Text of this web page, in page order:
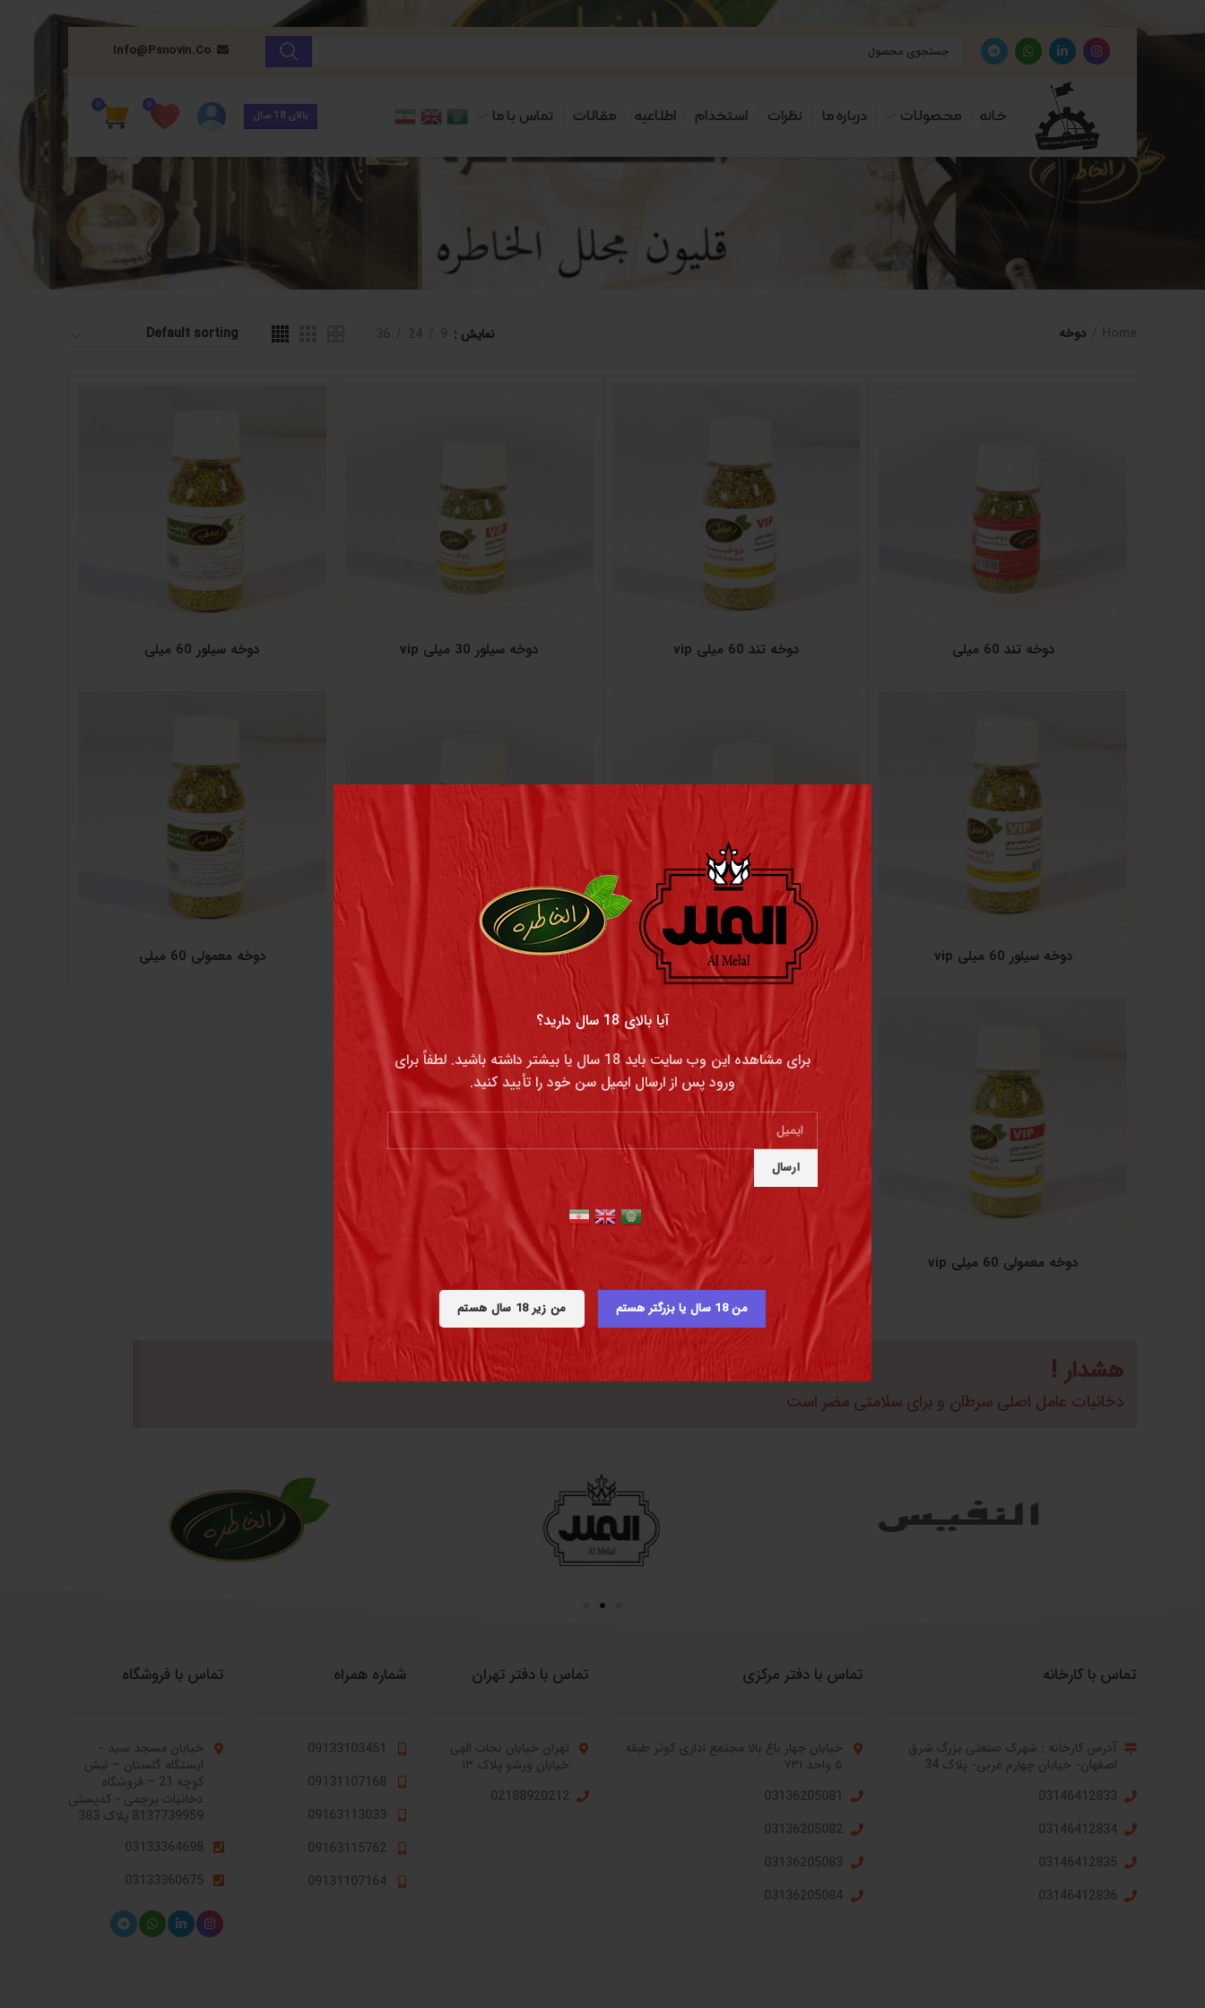
آیا بالای 18 سال دارید؟
برای مشاهده این وب سایت باید 18 سال یا بیشتر داشته باشید. لطفاً برای
ورود پس از ارسال ایمیل سن خود را تأیید کنید.
من 18 سال یا بزرگتر هستم من زیر 18 سال هستم
Info@psnovin.co
خانه محصولات درباره ما نظرات استخدام اطلاعیه مقالات تماس با ما بالای 18 سال
0
0
دوخه
دوخه نمایش
دوخه تند 60 میلی دوخه تند 60 میلی vip دوخه سیلور 30 میلی vip دوخه سیلور 60 میلی
دوخه سیلور 60 میلی vip دوخه معمولی 30 میلی دوخه معمولی 30 میلی vip دوخه معمولی 60 میلی
دوخه معمولی 60 میلی vip
هشدار !
دخانیات عامل اصلی سرطان و برای سلامتی مضر است
تماس با کارخانه
آدرس کارخانه : شهرک صنعتی بزرگ شرق
اصفهان- خیابان چهارم غربی- پلاک 34
03146412833
03146412834
03146412835
03146412836
تماس با دفتر مرکزی
خیابان چهار باغ بالا مجتمع اداری کوثر طبقه
۵ واحد ۷۳۱
03136205081
03136205082
03136205083
03136205084
تماس با دفتر تهران
تهران خیابان نجات الهی
خیابان ورشو پلاک ۱۳
02188920212
شماره همراه
09133103451
09131107168
09163113033
09163115762
09131107164
تماس با فروشگاه
خیابان مسجد سید -
ایستگاه گلستان – نبش
کوچه 21 – فروشگاه
دخانیات پرچمی - کدپستی
8137739959 پلاک 383
03133364698
03133360675